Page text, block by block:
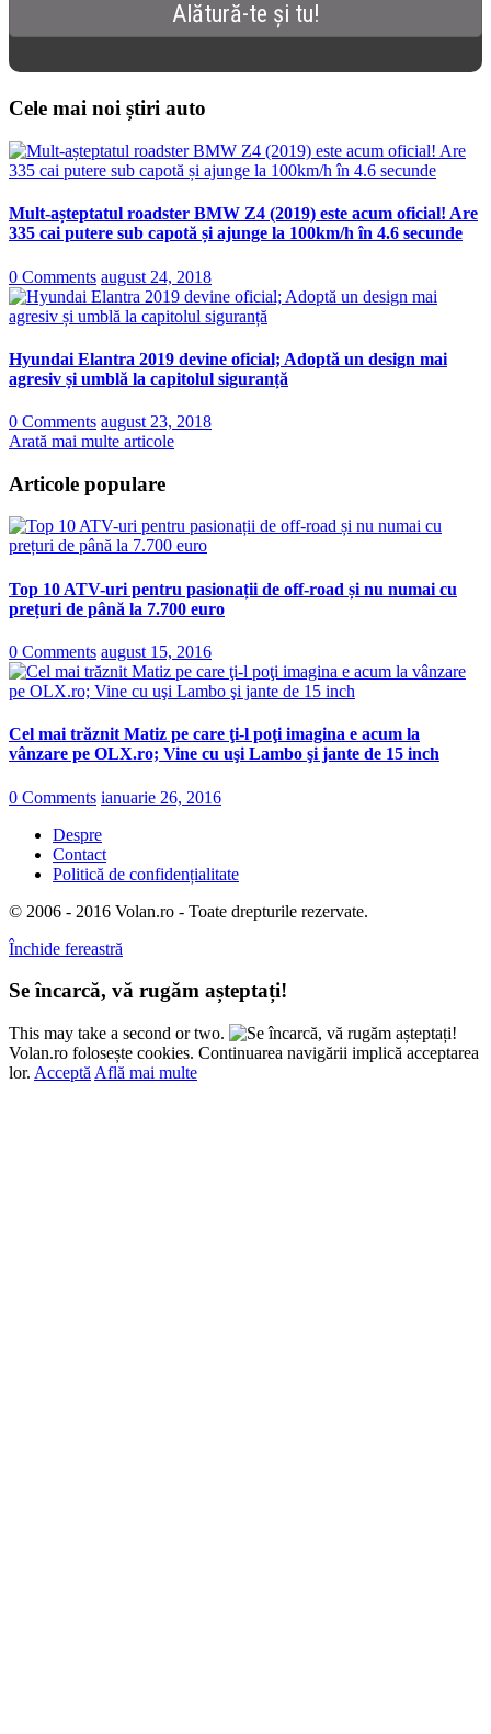
Cele mai noi știri auto
Mult-așteptatul roadster BMW Z4 (2019) este acum oficial! Are
335 cai putere sub capotă și ajunge la 100km/h în 4.6 secunde
0 Comments august 24, 2018
Hyundai Elantra 2019 devine oficial; Adoptă un design mai
agresiv și umblă la capitolul siguranță
0 Comments august 23, 2018
Arată mai multe articole
Articole populare
Top 10 ATV-uri pentru pasionații de off-road și nu numai cu
prețuri de până la 7.700 euro
0 Comments august 15, 2016
Cel mai trăznit Matiz pe care ţi-l poţi imagina e acum la
vânzare pe OLX.ro; Vine cu uşi Lambo şi jante de 15 inch
0 Comments ianuarie 26, 2016
Despre
Contact
Politică de confidențialitate
© 2006 - 2016 Volan.ro - Toate drepturile rezervate.
Închide fereastră
Se încarcă, vă rugăm așteptați!
This may take a second or two.
Volan.ro folosește cookies. Continuarea navigării implică acceptarea
lor. Acceptă Află mai multe